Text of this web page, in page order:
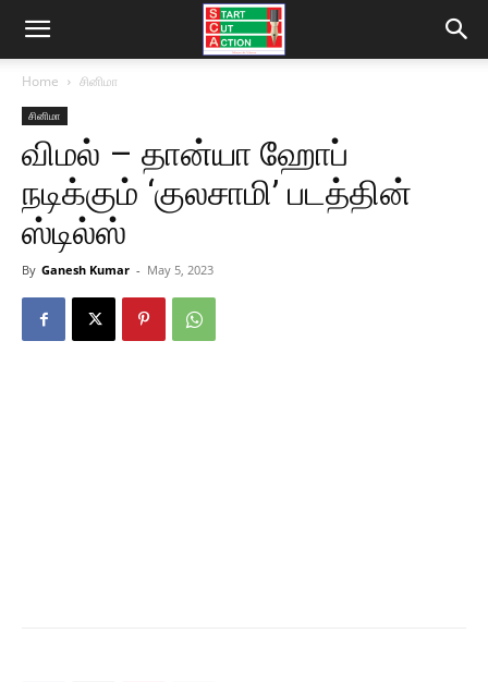
Home சினிமா
சினிமா
விமல் – தான்யா ஹோப்
நடிக்கும் ‘குலசாமி’ படத்தின்
ஸ்டில்ஸ்
By Ganesh Kumar - May 5, 2023